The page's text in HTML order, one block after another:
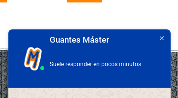
Guantes Máster
Suele responder en pocos minutos